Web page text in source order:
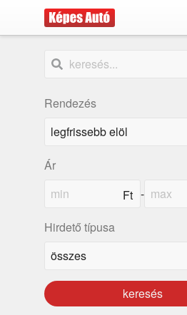
Rendezés
Ár
-
Hirdető típusa
keresés